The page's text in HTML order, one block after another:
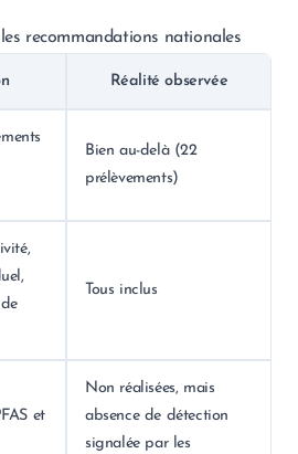
recommandations nationales
Réalité observée
Bien au-delà (22
prélèvements)
Tous inclus
et
Non réalisées, mais
absence de détection
signalée par les